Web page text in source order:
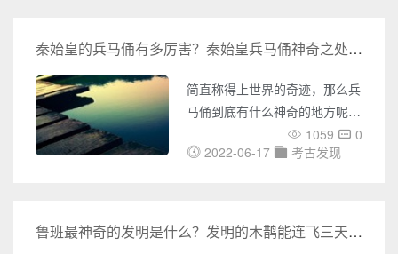
讼，是一种官职的名称。到，大
规模的导致一大部分史料从此轶
散，后人将中医和炼丹这两种完
全不同的东西混为一谈。《・
书》记载“驺衍以阴阳主运显於
诸侯，而燕齐 海上之方士传其
秦始皇的兵马俑有多厉害？秦始皇兵马俑神奇之处详解
简直称得上世界的奇迹，那么兵
马俑到底有什么神奇的地方呢?
这是很多读者都比较关心的问
题，接下来奇闻网小编就和各位
秦俑，位于陕西西安秦陵东面的
兵马俑坑中。兵马俑作为古代墓
1059
0
2022-06-17
考古发现
鲁班最神奇的发明是什么？发明的木鹊能连飞三天不落地